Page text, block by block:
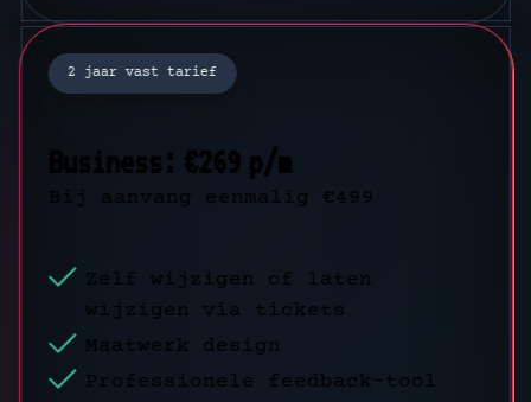
Business: €2905,20 p/j
Zelf wijzigen of laten
Maatwerk design
Professionele feedback-tool
2 jaar vast tarief
Business: €269 p/m
Bij aanvang eenmalig €499
Zelf wijzigen of laten
wijzigen via tickets
Maatwerk design
Professionele feedback-tool